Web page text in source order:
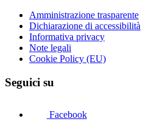
Amministrazione trasparente
Dichiarazione di accessibilità
Informativa privacy
Note legali
Cookie Policy (EU)
Seguici su
Facebook